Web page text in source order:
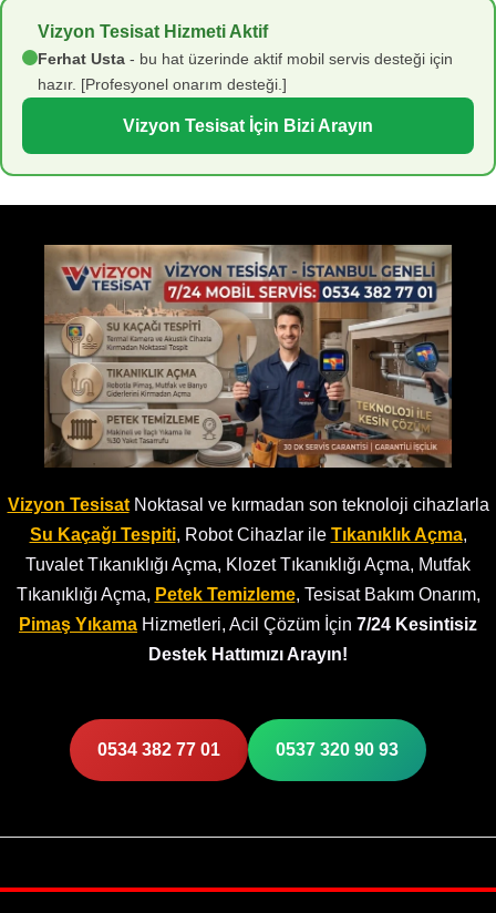
Vizyon Tesisat Hizmeti Aktif
Ferhat Usta - bu hat üzerinde aktif mobil servis desteği için
hazır. [Profesyonel onarım desteği.]
Vizyon Tesisat İçin Bizi Arayın
Vizyon TesisatNoktasal ve kırmadan son teknoloji cihazlarla
Su Kaçağı Tespiti, Robot Cihazlar ile Tıkanıklık Açma,
Tuvalet Tıkanıklığı Açma, Klozet Tıkanıklığı Açma, Mutfak
Tıkanıklığı Açma, Petek Temizleme, Tesisat Bakım Onarım,
Pimaş Yıkama Hizmetleri, Acil Çözüm İçin 7/24 Kesintisiz
Destek Hattımızı Arayın!
0534 382 77 01 0537 320 90 93